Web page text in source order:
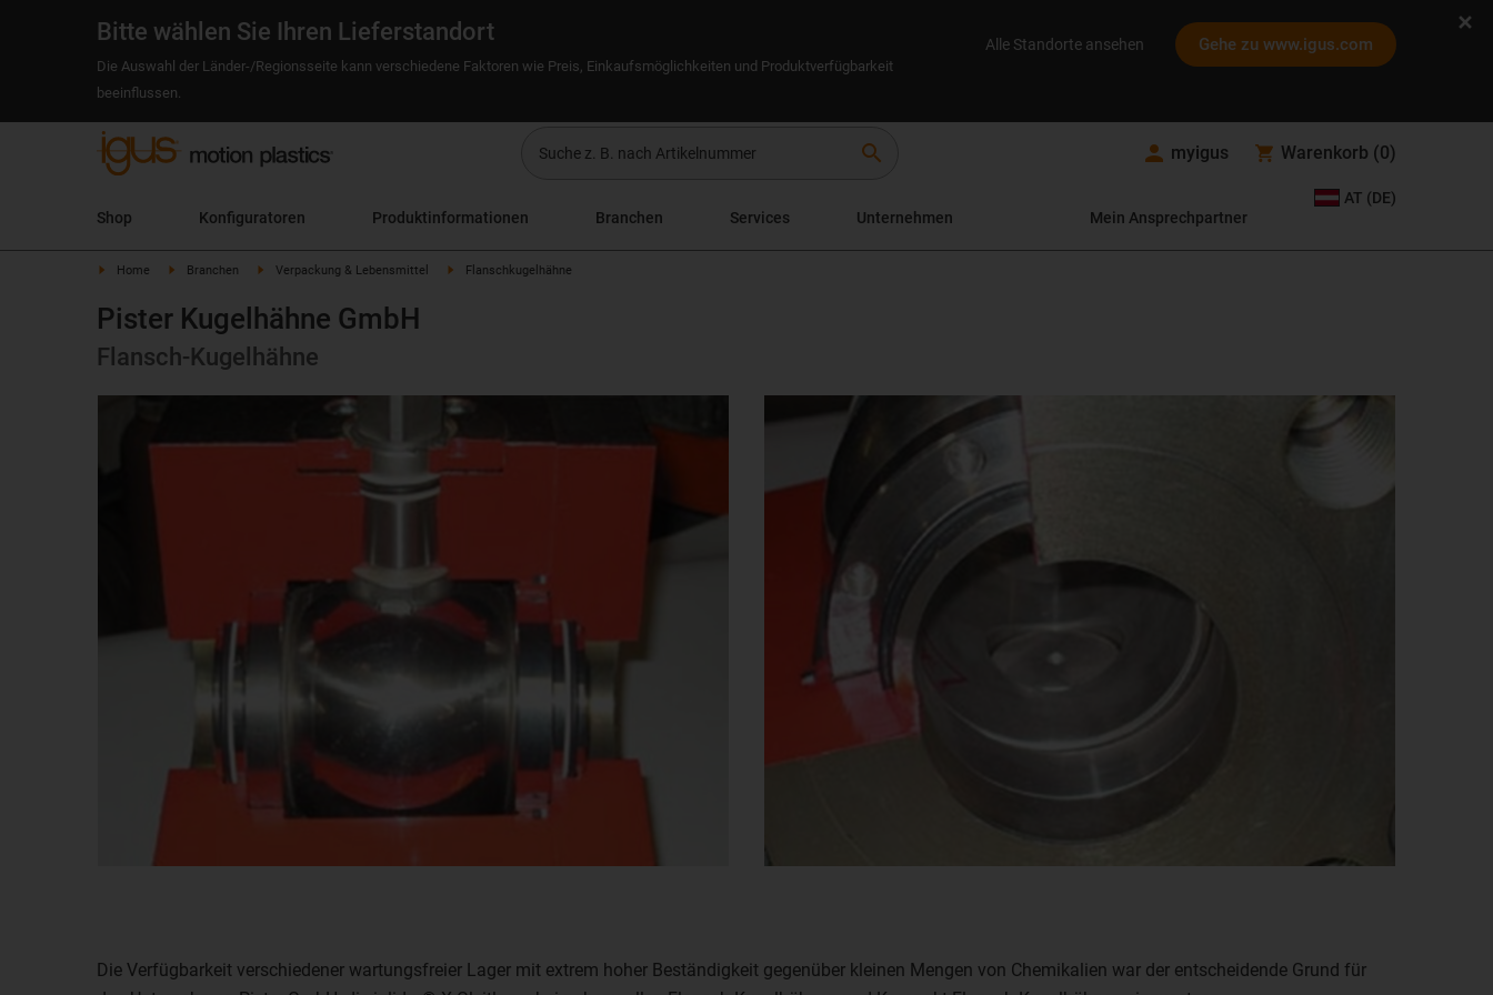
Bitte wählen Sie Ihren Lieferstandort
Die Auswahl der Länder-/Regionsseite kann verschiedene Faktoren wie Preis, Einkaufsmöglichkeiten und Produktverfügbarkeit
beeinflussen.
Alle Standorte ansehen Gehe zu www.igus.com
search myigus Warenkorb (0)
Shop Konfiguratoren Produktinformationen Branchen Services Unternehmen Mein Ansprechpartner
AT (DE)
Home Branchen Verpackung & Lebensmittel Flanschkugelhähne
Pister Kugelhähne GmbH
Flansch-Kugelhähne
Die Verfügbarkeit verschiedener wartungsfreier Lager mit extrem hoher Beständigkeit gegenüber kleinen Mengen von Chemikalien war der entscheidende Grund für